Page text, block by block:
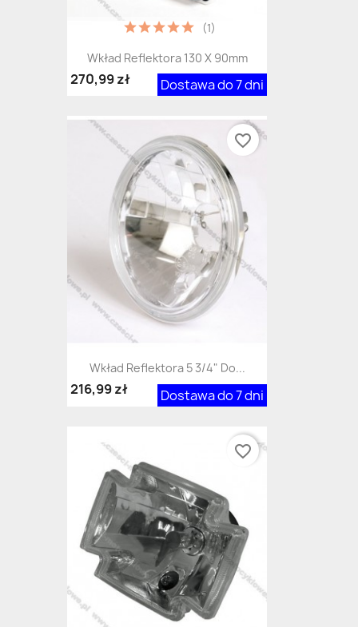
Wkład Reflektora 130 X 90mm
Dostawa do 7 dni
270,99 zł
(1)
Wkład Reflektora 5 3/4" Do...
Dostawa do 7 dni
216,99 zł
favorite_border
favorite_border